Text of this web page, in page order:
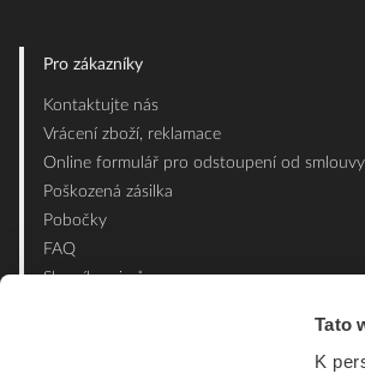
Tato
K
Pro zákazníky
Kontaktujte nás
Vrácení zboží, reklamace
Online formulář pro odstoupení od smlouvy
Poškozená zásilka
Pobočky
FAQ
Slovník pojmů